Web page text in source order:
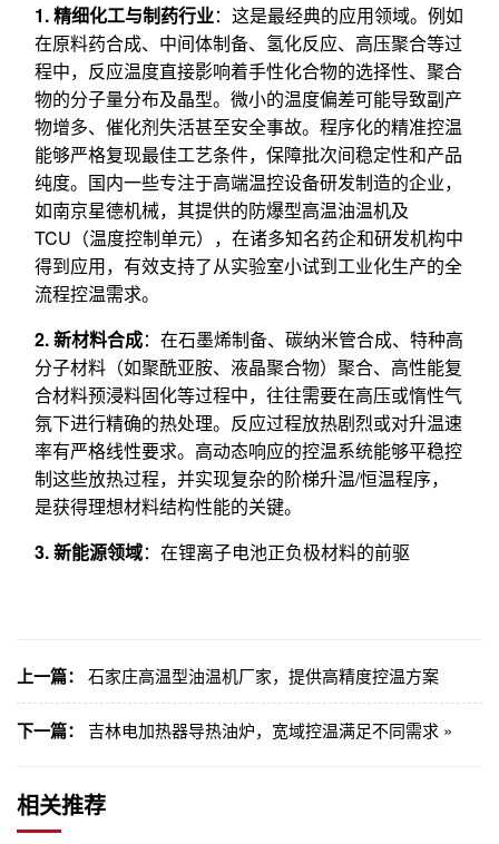
1. 精细化工与制药行业：这是最经典的应用领域。例如
在原料药合成、中间体制备、氢化反应、高压聚合等过
程中，反应温度直接影响着手性化合物的选择性、聚合
物的分子量分布及晶型。微小的温度偏差可能导致副产
物增多、催化剂失活甚至安全事故。程序化的精准控温
能够严格复现最佳工艺条件，保障批次间稳定性和产品
纯度。国内一些专注于高端温控设备研发制造的企业，
如南京星德机械，其提供的防爆型高温油温机及
TCU（温度控制单元），在诸多知名药企和研发机构中
得到应用，有效支持了从实验室小试到工业化生产的全
流程控温需求。
2. 新材料合成：在石墨烯制备、碳纳米管合成、特种高
分子材料（如聚酰亚胺、液晶聚合物）聚合、高性能复
合材料预浸料固化等过程中，往往需要在高压或惰性气
氛下进行精确的热处理。反应过程放热剧烈或对升温速
率有严格线性要求。高动态响应的控温系统能够平稳控
制这些放热过程，并实现复杂的阶梯升温/恒温程序，
是获得理想材料结构性能的关键。
3. 新能源领域：在锂离子电池正负极材料的前驱
上一篇： 石家庄高温型油温机厂家，提供高精度控温方案
下一篇： 吉林电加热器导热油炉，宽域控温满足不同需求 »
相关推荐